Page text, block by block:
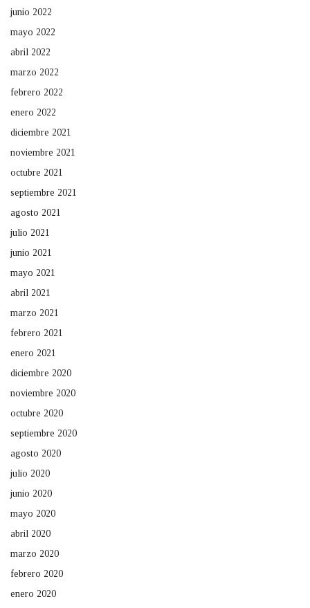
junio 2022
mayo 2022
abril 2022
marzo 2022
febrero 2022
enero 2022
diciembre 2021
noviembre 2021
octubre 2021
septiembre 2021
agosto 2021
julio 2021
junio 2021
mayo 2021
abril 2021
marzo 2021
febrero 2021
enero 2021
diciembre 2020
noviembre 2020
octubre 2020
septiembre 2020
agosto 2020
julio 2020
junio 2020
mayo 2020
abril 2020
marzo 2020
febrero 2020
enero 2020